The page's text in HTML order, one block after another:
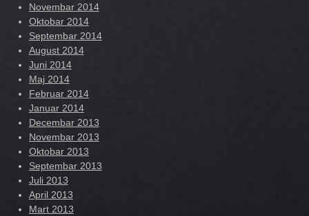
Novembar 2014
Oktobar 2014
Septembar 2014
August 2014
Juni 2014
Maj 2014
Februar 2014
Januar 2014
Decembar 2013
Novembar 2013
Oktobar 2013
Septembar 2013
Juli 2013
April 2013
Mart 2013